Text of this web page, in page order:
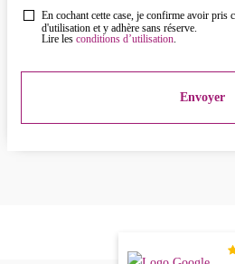
En cochant cette case, je confirme avoir pris
d'utilisation et y adhère sans réserve.
Lire les conditions d’utilisation.